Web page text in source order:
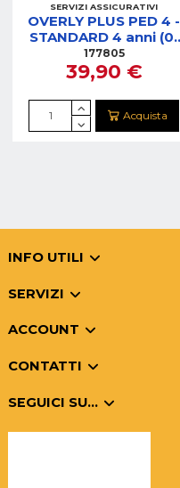
SERVIZI ASSICURATIVI
OVERLY PLUS PED 4 -
STANDARD 4 anni (0-
200)
177805
39,90 €
Acquista
INFO UTILI
SERVIZI
ACCOUNT
CONTATTI
SEGUICI SU...